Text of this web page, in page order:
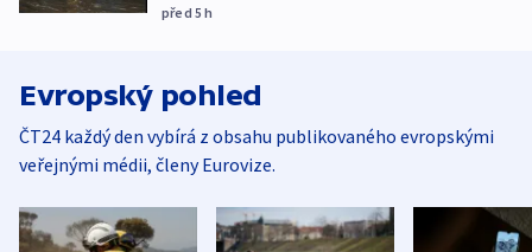
před 5h
Evropský pohled
ČT24 každý den vybírá z obsahu publikovaného evropskými
veřejnými médii, členy Eurovize.